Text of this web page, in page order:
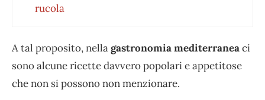
rucola
A tal proposito, nellagastronomia mediterraneaci
sono alcune ricette davvero popolari e appetitose
che non si possono non menzionare.